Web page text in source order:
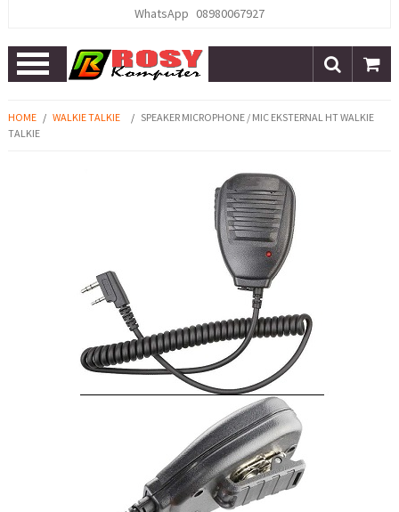
WhatsApp 08980067927
Open
Menu
HOME / WALKIE TALKIE / SPEAKER MICROPHONE / MIC EKSTERNAL HT WALKIE
TALKIE